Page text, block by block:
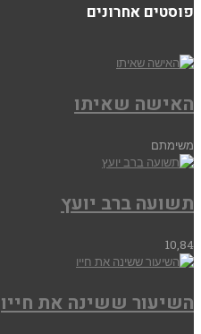
פוסטים אחרונים
האישה שאיתו
משימתם
תשועה ברב יועץ
10,84
השיעור ששינה את חייו